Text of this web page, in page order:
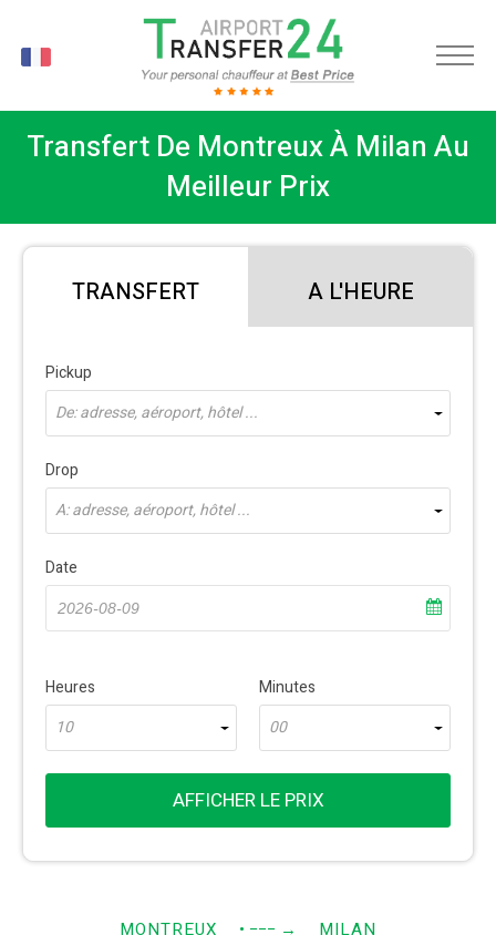
Transfert De Montreux À Milan Au
Meilleur Prix
TRANSFERT A L'HEURE
Pickup
De: adresse, aéroport, hôtel ...
Drop
À: adresse, aéroport, hôtel ...
Date
Heures
10
Minutes
00
AFFICHER LE PRIX
MONTREUX • −−− → MILAN